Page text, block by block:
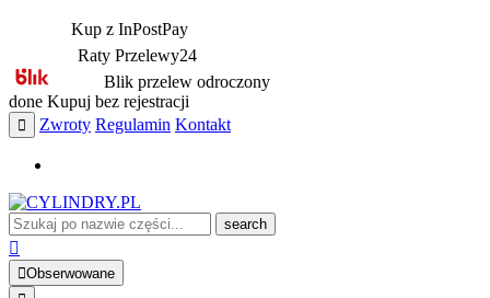
Kup z InPostPay
Raty Przelewy24
Blik przelew odroczony
done Kupuj bez rejestracji
Zwroty Regulamin Kontakt
search
Obserwowane